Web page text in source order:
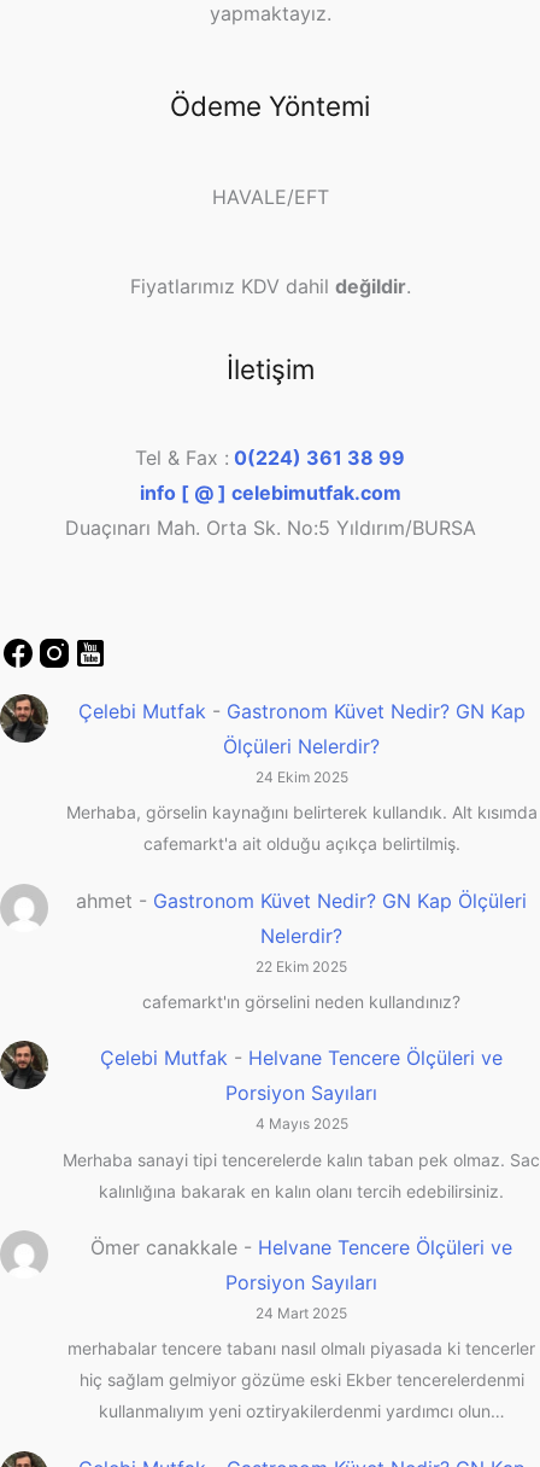
yapmaktayız.
Ödeme Yöntemi
HAVALE/EFT
Fiyatlarımız KDV dahil değildir.
İletişim
Tel & Fax : 0(224) 361 38 99
info [ @ ] celebimutfak.com
Duaçınarı Mah. Orta Sk. No:5 Yıldırım/BURSA
Çelebi Mutfak- Gastronom Küvet Nedir? GN Kap
Ölçüleri Nelerdir?
24 Ekim 2025
Merhaba, görselin kaynağını belirterek kullandık. Alt kısımda
cafemarkt'a ait olduğu açıkça belirtilmiş.
ahmet - Gastronom Küvet Nedir? GN Kap Ölçüleri
Nelerdir?
22 Ekim 2025
cafemarkt'ın görselini neden kullandınız?
Çelebi Mutfak - Helvane Tencere Ölçüleri ve
Porsiyon Sayıları
4 Mayıs 2025
Merhaba sanayi tipi tencerelerde kalın taban pek olmaz. Sac
kalınlığına bakarak en kalın olanı tercih edebilirsiniz.
Ömer canakkale - Helvane Tencere Ölçüleri ve
Porsiyon Sayıları
24 Mart 2025
merhabalar tencere tabanı nasıl olmalı piyasada ki tencerler
hiç sağlam gelmiyor gözüme eski Ekber tencerelerdenmi
kullanmalıyım yeni oztiryakilerdenmi yardımcı olun…